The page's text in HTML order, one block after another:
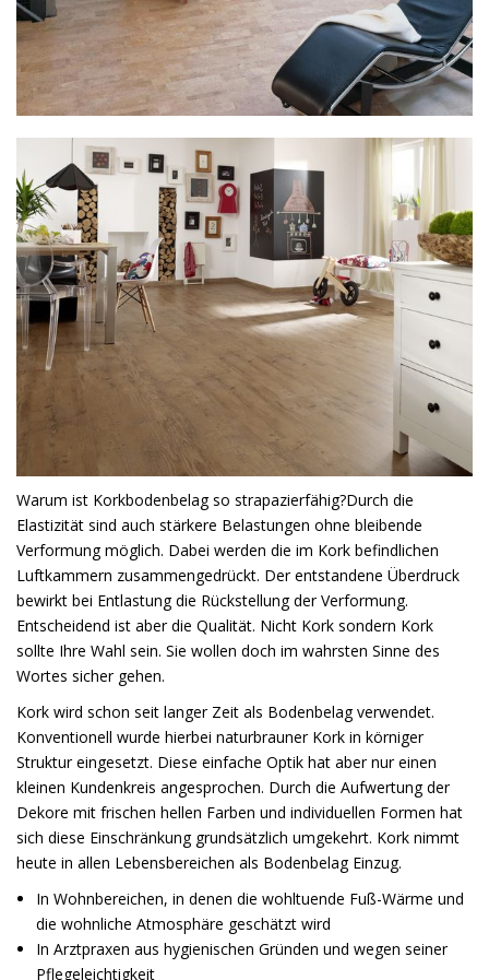
Warum ist Korkbodenbelag so strapazierfähig?Durch die
Elastizität sind auch stärkere Belastungen ohne bleibende
Verformung möglich. Dabei werden die im Kork befindlichen
Luftkammern zusammengedrückt. Der entstandene Überdruck
bewirkt bei Entlastung die Rückstellung der Verformung.
Entscheidend ist aber die Qualität. Nicht Kork sondern Kork
sollte Ihre Wahl sein. Sie wollen doch im wahrsten Sinne des
Wortes sicher gehen.
Kork wird schon seit langer Zeit als Bodenbelag verwendet.
Konventionell wurde hierbei naturbrauner Kork in körniger
Struktur eingesetzt. Diese einfache Optik hat aber nur einen
kleinen Kundenkreis angesprochen. Durch die Aufwertung der
Dekore mit frischen hellen Farben und individuellen Formen hat
sich diese Einschränkung grundsätzlich umgekehrt. Kork nimmt
heute in allen Lebensbereichen als Bodenbelag Einzug.
In Wohnbereichen, in denen die wohltuende Fuß-Wärme und
die wohnliche Atmosphäre geschätzt wird
In Arztpraxen aus hygienischen Gründen und wegen seiner
Pflegeleichtigkeit